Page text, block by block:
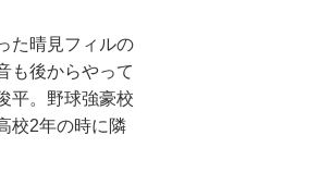
た晴見フィルの
も後からやって
平。野球強豪校
校2年の時に隣